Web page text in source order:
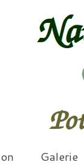
Galerie